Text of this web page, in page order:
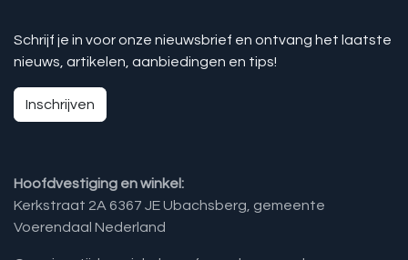
Schrijf je in voor onze nieuwsbrief en ontvang het laatste
nieuws, artikelen, aanbiedingen en tips!
Inschrijven
Hoofdvestiging en winkel:
Kerkstraat 2A 6367 JE Ubachsberg, gemeente
Voerendaal Nederland